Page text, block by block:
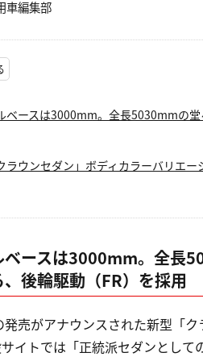
車編集部
ベースは3000mm。全長5030mmの
ラウンセダン」ボディカラーバリエー
ベースは3000mm。全長
後輪駆動（FR）を採用
売がアナウンスされた新型「
イトでは「正統派セダンとし